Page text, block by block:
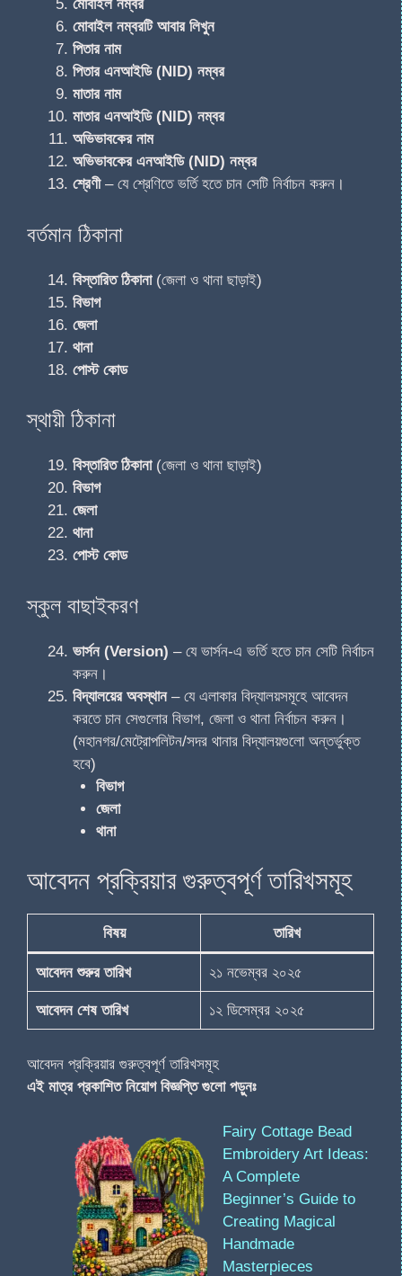
মোবাইল নম্বর
মোবাইল নম্বরটি আবার লিখুন
পিতার নাম
পিতার এনআইডি (NID) নম্বর
মাতার নাম
মাতার এনআইডি (NID) নম্বর
অভিভাবকের নাম
অভিভাবকের এনআইডি (NID) নম্বর
শ্রেণী– যে শ্রেণিতে ভর্তি হতে চান সেটি নির্বাচন করুন।
বর্তমান ঠিকানা
বিস্তারিত ঠিকানা(জেলা ও থানা ছাড়াই)
বিভাগ
জেলা
থানা
পোস্ট কোড
স্থায়ী ঠিকানা
বিস্তারিত ঠিকানা(জেলা ও থানা ছাড়াই)
বিভাগ
জেলা
থানা
পোস্ট কোড
স্কুল বাছাইকরণ
ভার্সন (Version) – যে ভার্সন-এ ভর্তি হতে চান সেটি নির্বাচন
করুন।
বিদ্যালয়ের অবস্থান– যে এলাকার বিদ্যালয়সমূহে আবেদন
করতে চান সেগুলোর বিভাগ, জেলা ও থানা নির্বাচন করুন।
(মহানগর/মেট্রোপলিটন/সদর থানার বিদ্যালয়গুলো অন্তর্ভুক্ত
হবে)
বিভাগ
জেলা
থানা
আবেদন প্রক্রিয়ার গুরুত্বপূর্ণ তারিখসমূহ
বিষয় তারিখ
আবেদন শুরুর তারিখ ২১ নভেম্বর ২০২৫
আবেদন শেষ তারিখ ১২ ডিসেম্বর ২০২৫
আবেদন প্রক্রিয়ার গুরুত্বপূর্ণ তারিখসমূহ
এই মাত্র প্রকাশিত নিয়োগ বিজ্ঞপ্তি গুলো পড়ুনঃ
Fairy Cottage Bead
Embroidery Art Ideas:
A Complete
Beginner’s Guide to
Creating Magical
Handmade
Masterpieces